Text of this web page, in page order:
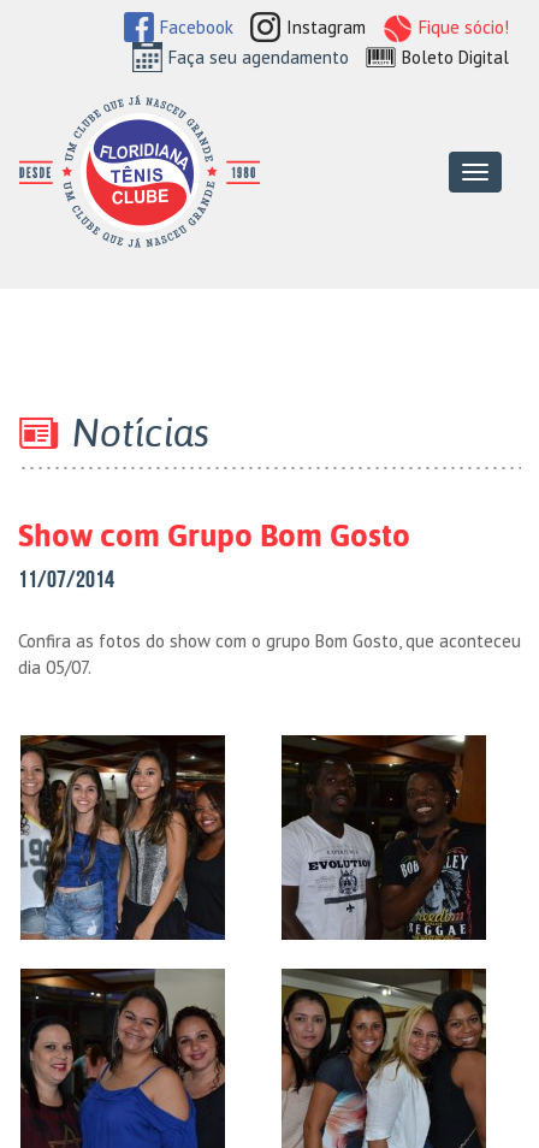
Facebook Instagram
Fique sócio!
Faça seu agendamento
Boleto Digital
Menu
Notícias
Show com Grupo Bom Gosto
11/07/2014
Confira as fotos do show com o grupo Bom Gosto, que aconteceu
dia 05/07.